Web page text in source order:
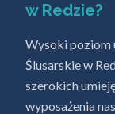
w Redzie?
Wysoki poziom
Ślusarskie w
szerokich
wyposażenia